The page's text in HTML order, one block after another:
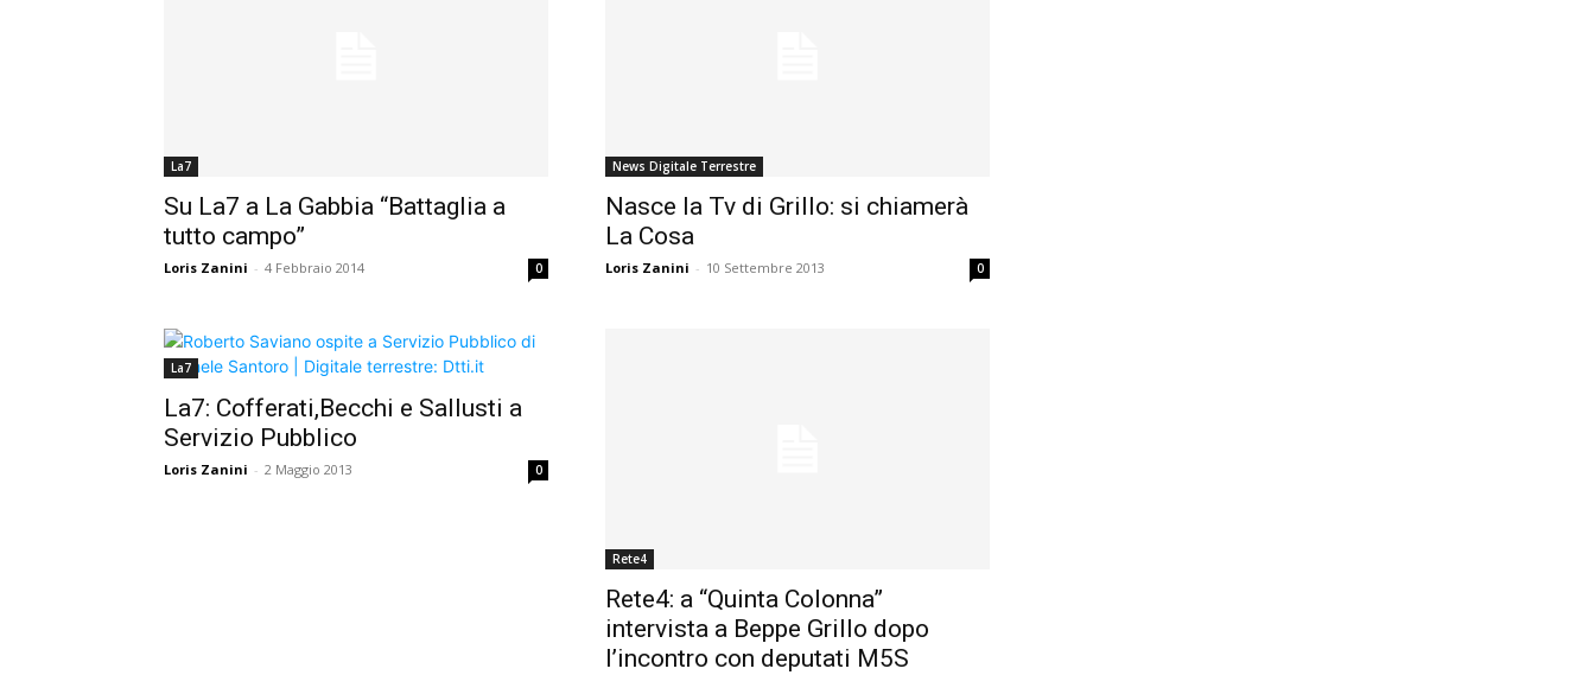
La7
Su La7 a La Gabbia “Battaglia a
tutto campo”
Loris Zanini - 4 Febbraio 2014 0
News Digitale Terrestre
Nasce la Tv di Grillo: si chiamerà
La Cosa
Loris Zanini - 10 Settembre 2013 0
La7
La7: Cofferati,Becchi e Sallusti a
Servizio Pubblico
Loris Zanini - 2 Maggio 2013 0
Rete4
Rete4: a “Quinta Colonna”
intervista a Beppe Grillo dopo
l’incontro con deputati M5S